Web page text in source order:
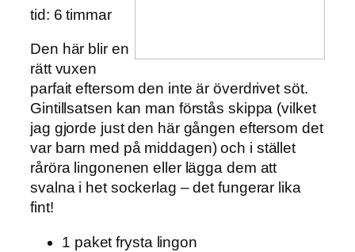
tid: 6 timmar
Den här blir en
rätt vuxen
parfait eftersom den inte är överdrivet söt.
Gintillsatsen kan man förstås skippa (vilket
jag gjorde just den här gången eftersom det
var barn med på middagen) och i stället
råröra lingonenen eller lägga dem att
svalna i het sockerlag – det fungerar lika
fint!
1 paket frysta lingon